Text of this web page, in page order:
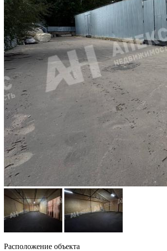
Расположение объекта